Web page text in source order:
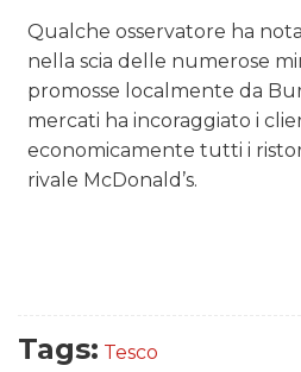
Qualche osservatore ha
nella scia delle numerose
promosse localmente da
mercati ha incoraggiato i
economicamente tutti i
rivale McDonald’s.
Tags: Tesco